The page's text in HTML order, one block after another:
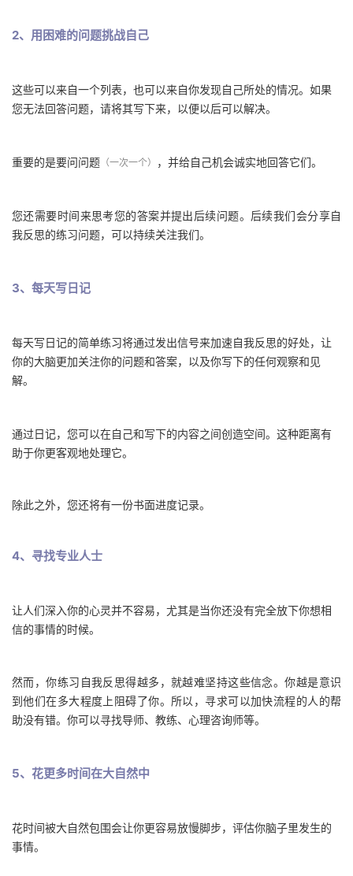
2、用困难的问题挑战自己
这些可以来自一个列表，也可以来自你发现自己所处的情况。如果
您无法回答问题，请将其写下来，以便以后可以解决。
重要的是要问问题 （一次一个） ，并给自己机会诚实地回答它们。
您还需要时间来思考您的答案并提出后续问题。后续我们会分享自
我反思的练习问题，可以持续关注我们。
3、每天写日记
每天写日记的简单练习将通过发出信号来加速自我反思的好处，让
你的大脑更加关注你的问题和答案，以及你写下的任何观察和见
解。
通过日记，您可以在自己和写下的内容之间创造空间。这种距离有
助于你更客观地处理它。
除此之外，您还将有一份书面进度记录。
4、寻找专业人士
让人们深入你的心灵并不容易，尤其是当你还没有完全放下你想相
信的事情的时候。
然而，你练习自我反思得越多，就越难坚持这些信念。你越是意识
到他们在多大程度上阻碍了你。所以，寻求可以加快流程的人的帮
助没有错。你可以寻找导师、教练、心理咨询师等。
5、花更多时间在大自然中
花时间被大自然包围会让你更容易放慢脚步，评估你脑子里发生的
事情。